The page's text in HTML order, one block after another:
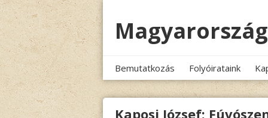
Megszakítás
Bemutatkozás Folyóirataink
Kaposi József: